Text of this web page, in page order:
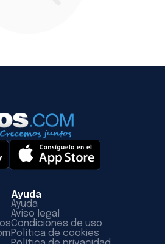
Ayuda
Ayuda
Aviso legal
Condiciones de uso
Política de cookies